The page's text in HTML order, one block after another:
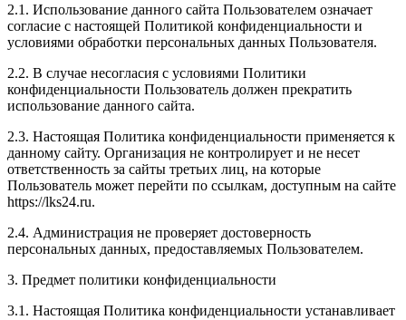
2.1. Использование данного сайта Пользователем означает
согласие с настоящей Политикой конфиденциальности и
условиями обработки персональных данных Пользователя.
2.2. В случае несогласия с условиями Политики
конфиденциальности Пользователь должен прекратить
использование данного сайта.
2.3. Настоящая Политика конфиденциальности применяется к
данному сайту. Организация не контролирует и не несет
ответственность за сайты третьих лиц, на которые
Пользователь может перейти по ссылкам, доступным на сайте
https://lks24.ru.
2.4. Администрация не проверяет достоверность
персональных данных, предоставляемых Пользователем.
3. Предмет политики конфиденциальности
3.1. Настоящая Политика конфиденциальности устанавливает